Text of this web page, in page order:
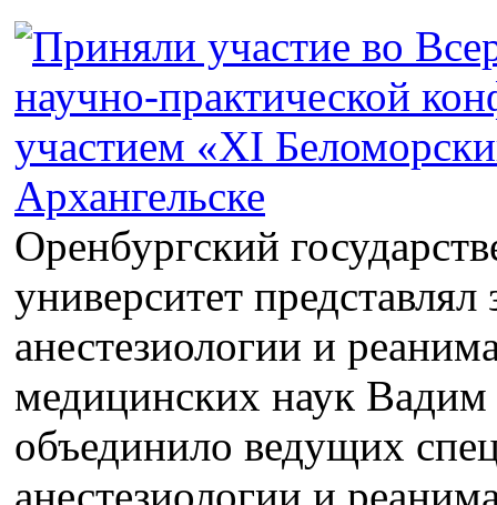
Оренбургский
университет
анестезиологии и
медицинских наук
объединило ведущих
анестезиологии и